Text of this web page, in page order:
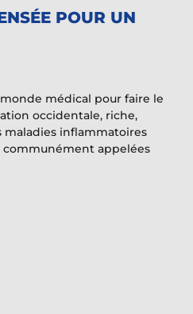
POUR UN
médical pour faire le
occidentale, riche,
maladies inflammatoires
communément appelées